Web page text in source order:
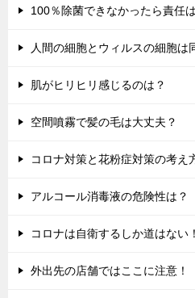
100％除菌できなかったら責任
人間の細胞とウィルスの細胞は
肌がヒリヒリ感じるのは？
空間噴霧で髪の毛は大丈夫？
コロナ対策と花粉症対策の考え
アルコール消毒液の危険性は？
コロナは自衛するしか道はない！
外出先の店舗ではここに注意！